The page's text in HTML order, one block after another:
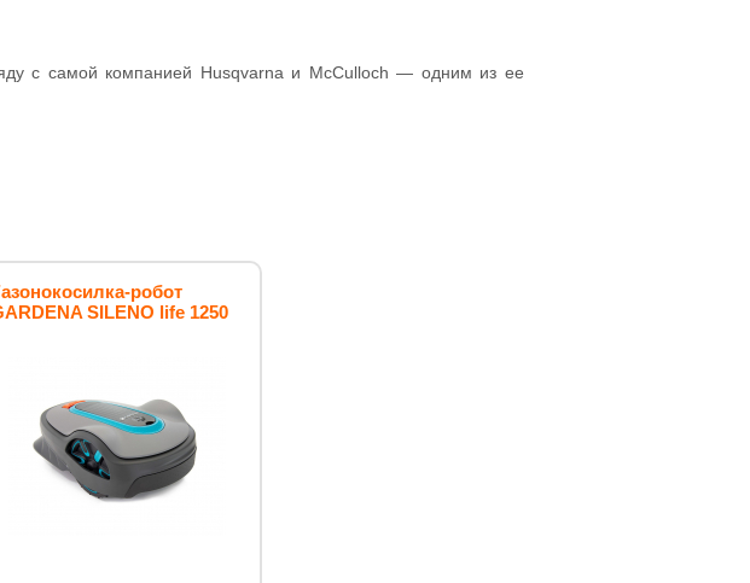
с самой компанией Husqvarna и McCulloch — одним из ее
робот
SILENO life 1250